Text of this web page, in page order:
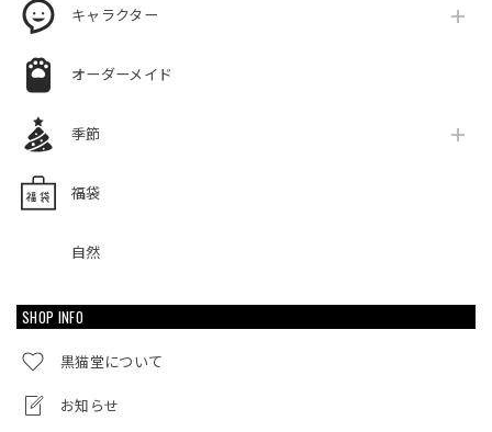
キャラクター
オーダーメイド
季節
福袋
自然
SHOP INFO
黒猫堂について
お知らせ